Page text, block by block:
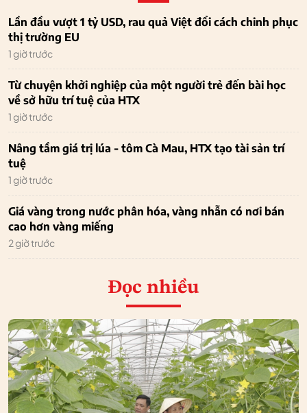
Lần đầu vượt 1 tỷ USD, rau quả Việt đổi cách chinh phục
thị trường EU
1 giờ trước
Từ chuyện khởi nghiệp của một người trẻ đến bài học
về sở hữu trí tuệ của HTX
1 giờ trước
Nâng tầm giá trị lúa - tôm Cà Mau, HTX tạo tài sản trí
tuệ
1 giờ trước
Giá vàng trong nước phân hóa, vàng nhẫn có nơi bán
cao hơn vàng miếng
2 giờ trước
Đọc nhiều